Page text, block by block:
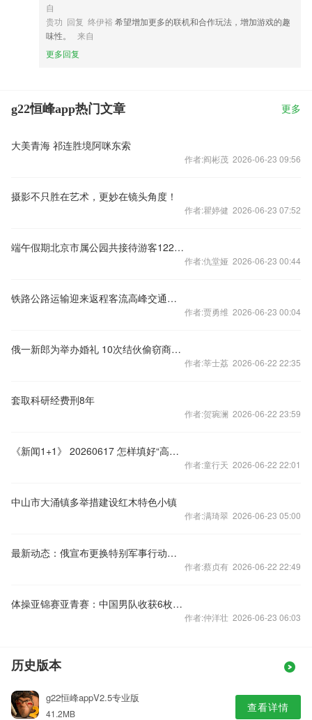
自
贵功 回复 终伊裕希望增加更多的联机和合作玩法，增加游戏的趣
味性。
来自
更多回复
g22恒峰app热门文章 更多
大美青海 祁连胜境阿咪东索
作者:阎彬茂 2026-06-23 09:56
摄影不只胜在艺术，更妙在镜头角度！
作者:瞿婷健 2026-06-23 07:52
端午假期北京市属公园共接待游客122.78万人次
作者:仇堂娅 2026-06-23 00:44
铁路公路运输迎来返程客流高峰交通部门多措并举保通畅
作者:贾勇维 2026-06-23 00:04
俄一新郎为举办婚礼 10次结伙偷窃商店烟酒
作者:莘士荔 2026-06-22 22:35
套取科研经费刑8年
作者:贺琬澜 2026-06-22 23:59
《新闻1+1》 20260617 怎样填好“高考志愿”？
作者:童行天 2026-06-22 22:01
中山市大涌镇多举措建设红木特色小镇
作者:满琦翠 2026-06-23 05:00
最新动态：俄宣布更换特别军事行动总指挥 乌方在基辅实施联合反情报行动
作者:蔡贞有 2026-06-22 22:49
体操亚锦赛亚青赛：中国男队收获6枚金牌
作者:仲洋壮 2026-06-23 06:03
历史版本
g22恒峰appV2.5专业版
41.2MB 查看详情